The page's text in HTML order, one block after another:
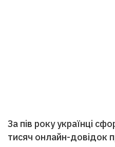
За пів року українці
тисяч онлайн-довідок